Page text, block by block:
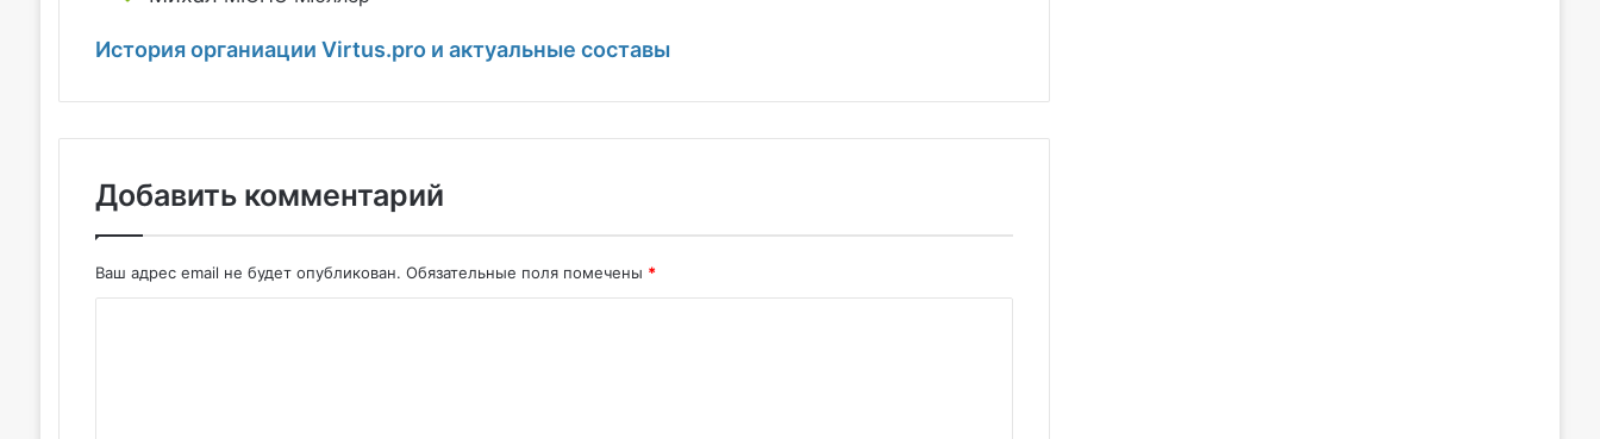
История органиации Virtus.pro и актуальные составы
Добавить комментарий
Ваш адрес email не будет опубликован. Обязательные поля помечены *